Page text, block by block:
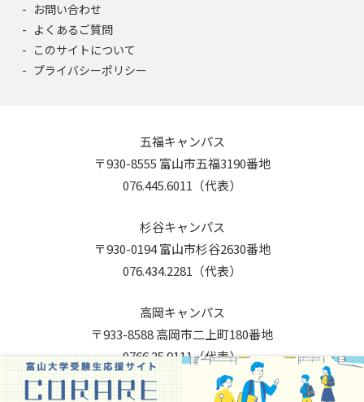
お問い合わせ
よくあるご質問
このサイトについて
プライバシーポリシー
五福キャンパス
〒930-8555 富山市五福3190番地
076.445.6011（代表）
杉谷キャンパス
〒930-0194 富山市杉谷2630番地
076.434.2281（代表）
高岡キャンパス
〒933-8588 高岡市二上町180番地
0766.25.9111（代表）